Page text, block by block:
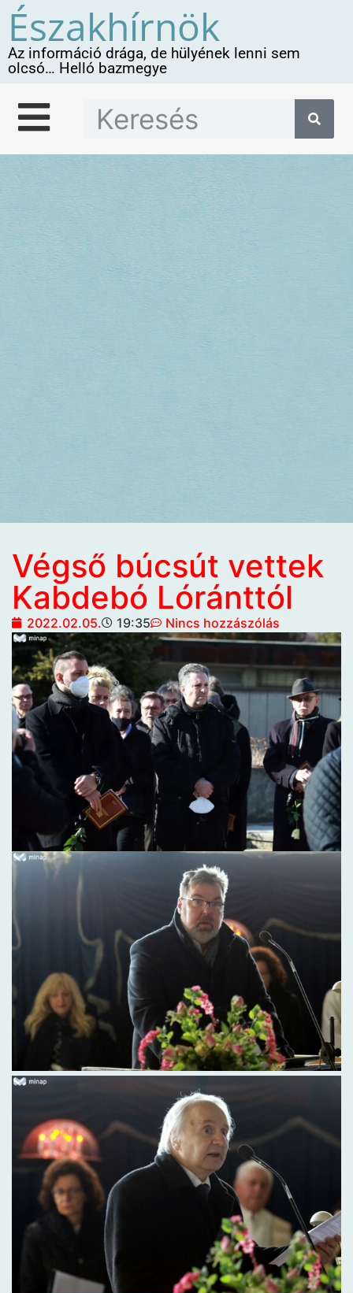
Északhírnök
Az információ drága, de hülyének lenni sem
olcsó… Helló bazmegye
Végső búcsút vettek
Kabdebó Lóránttól
2022.02.05. 19:35 Nincs hozzászólás